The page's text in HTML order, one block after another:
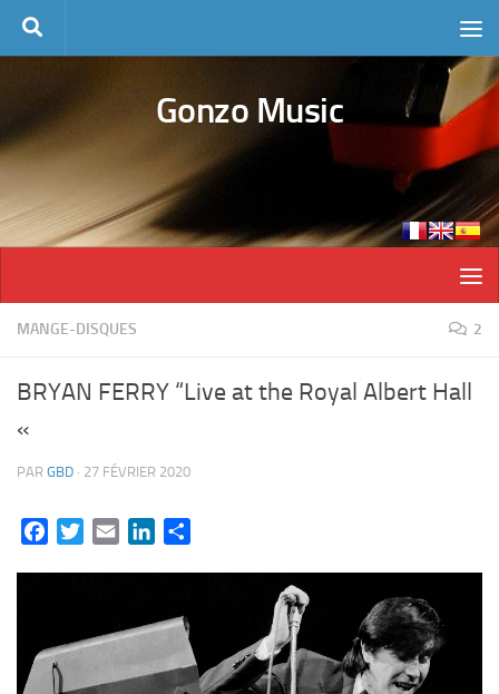
Skip to content
Gonzo Music
MANGE-DISQUES 2
BRYAN FERRY “Live at the Royal Albert Hall
«
PAR GBD · 27 FÉVRIER 2020
FacebookTwitterEmail LinkedIn